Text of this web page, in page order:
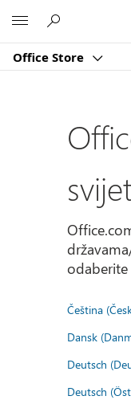
Office Store
odaberite
Čeština
Dansk
Deutsch
Deutsch